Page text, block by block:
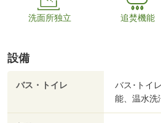
洗面所独立 追焚機能
設備
バス・トイレ
バス･トイ
能、温水洗